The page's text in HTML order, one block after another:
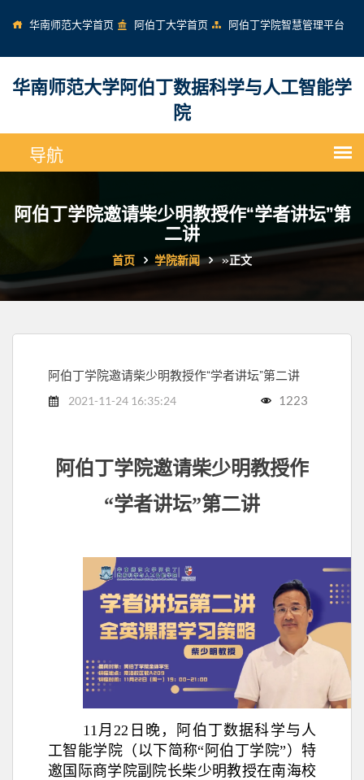
华南师范大学首页 阿伯丁大学首页 阿伯丁学院智慧管理平台
华南师范大学阿伯丁数据科学与人工智能学
院
阿伯丁学院邀请柴少明教授作“学者讲坛”第
二讲
首页 学院新闻 »正文
阿伯丁学院邀请柴少明教授作“学者讲坛”第二讲
2021-11-24 16:35:24 1223
阿伯丁学院邀请柴少明教授作
“学者讲坛”第二讲
11月22日晚，阿伯丁数据科学与人
工智能学院（以下简称“阿伯丁学院”）特
邀国际商学院副院长柴少明教授在南海校